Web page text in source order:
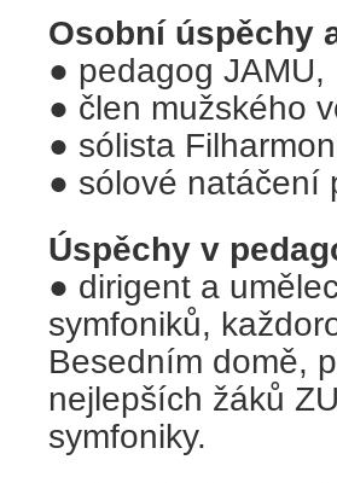
Osobní úspěchy
● pedagog JAMU,
● člen mužského
● sólista
● sólové natáčení
Úspěchy v
● dirigent a
symfoniků,
Besedním domě,
nejlepších žáků
symfoniky.